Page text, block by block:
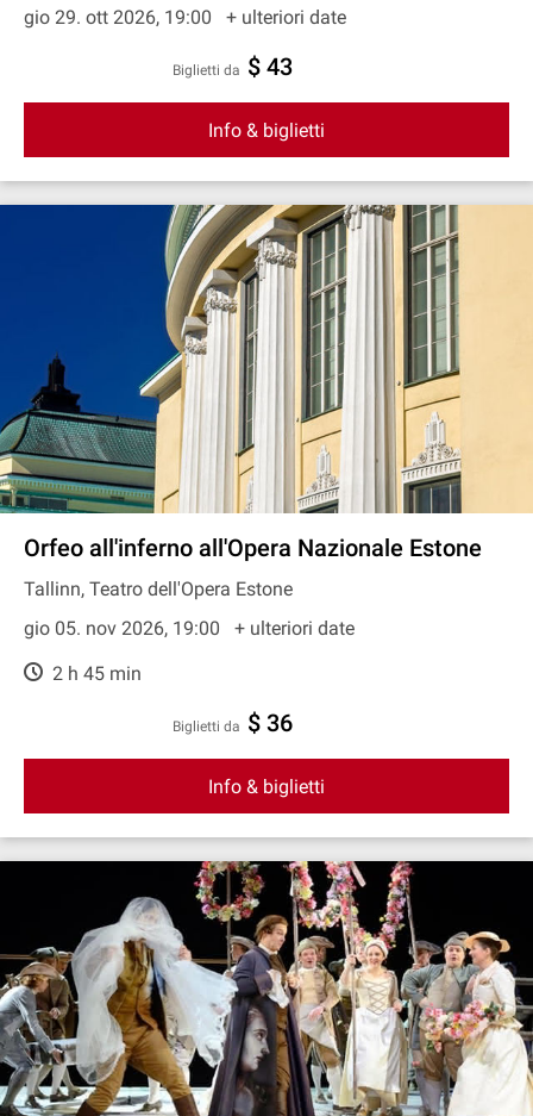
gio 29. ott 2026, 19:00
+ ulteriori date
Biglietti da $ 43
Info & biglietti
Orfeo all'inferno all'Opera Nazionale Estone
Tallinn, Teatro dell'Opera Estone
gio 05. nov 2026, 19:00
+ ulteriori date
2 h 45 min
Biglietti da $ 36
Info & biglietti